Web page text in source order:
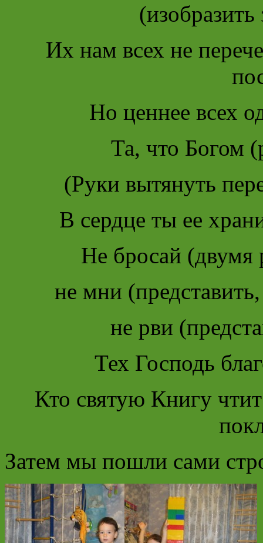
Их нам всех не
Но ценнее всех
Та, что Богом
(Руки вытянуть
В сердце ты ее
Не бросай (двумя
не мни
не рви
Тех Господь
Кто святую Книгу
Затем мы пошли сами